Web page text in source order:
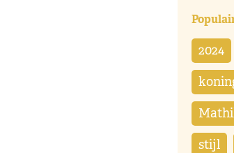
2024
stijl